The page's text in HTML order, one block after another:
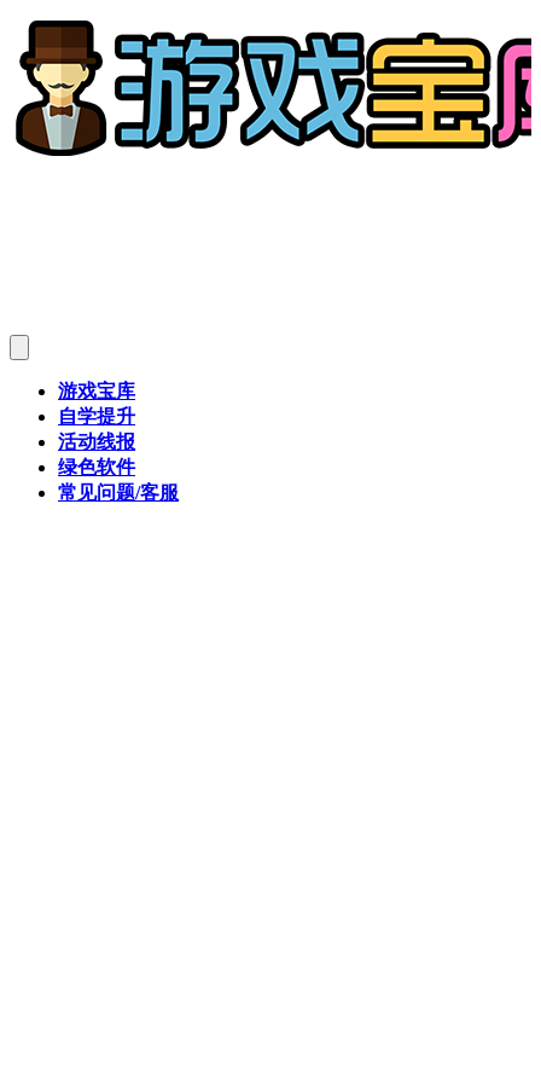
游戏宝库
自学提升
活动线报
绿色软件
常见问题/客服